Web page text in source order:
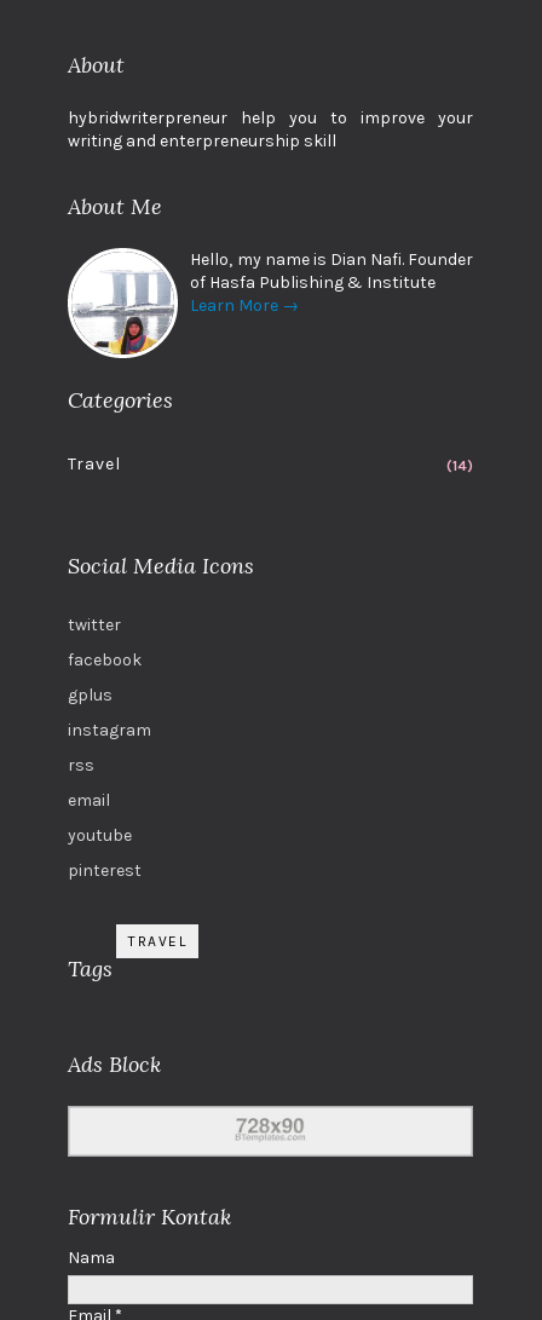
About
hybridwriterpreneur help you to improve your
writing and enterpreneurship skill
About Me
Hello, my name is Dian Nafi. Founder
of Hasfa Publishing & Institute
Learn More →
Categories
Travel (14)
Social Media Icons
twitter
facebook
gplus
instagram
rss
email
youtube
pinterest
Tags
TRAVEL
Ads Block
Formulir Kontak
Nama
Email *